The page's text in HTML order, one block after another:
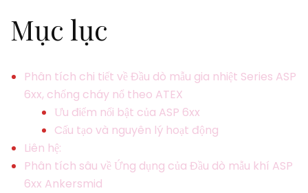
Mục lục
Phân tích chi tiết về Đầu dò mẫu gia nhiệt Series ASP
6xx, chống cháy nổ theo ATEX
Ưu điểm nổi bật của ASP 6xx
Cấu tạo và nguyên lý hoạt động
Liên hệ:
Phân tích sâu về Ứng dụng của Đầu dò mẫu khí ASP
6xx Ankersmid